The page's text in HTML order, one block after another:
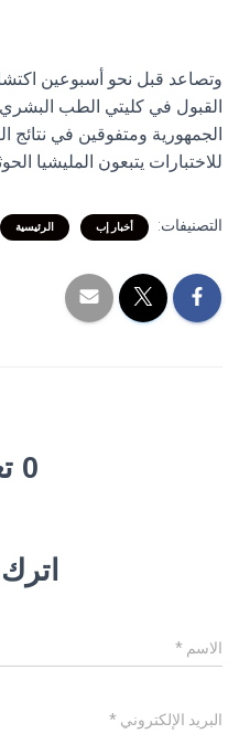
وتصاعد قبل نحو أسبوعين
القبول في كليتي الطب البشري
الجمهورية ومتفوقين في نتائج
للاختبارات يتبعون المليشيا
التصنيفات: أخبار إب الرئيسية
0 تعليق
الاسم *
البريد الإلكتروني *